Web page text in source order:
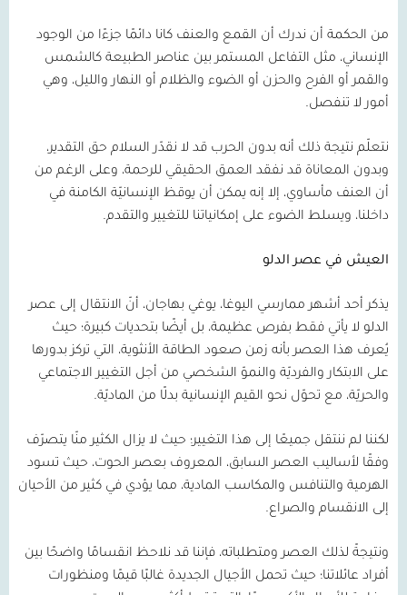
من الحكمة أن ندرك أن القمع والعنف كانا دائمًا جزءًا من الوجود
الإنساني، مثل التفاعل المستمر بين عناصر الطبيعة كالشمس
والقمر أو الفرح والحزن أو الضوء والظلام أو النهار والليل، وهي
أمور لا تنفصل.
نتعلّم نتيجة ذلك أنه بدون الحرب قد لا نقدّر السلام حق التقدير،
وبدون المعاناة قد نفقد العمق الحقيقي للرحمة، وعلى الرغم من
أن العنف مأساوي، إلا إنه يمكن أن يوقظ الإنسانيّة الكامنة في
داخلنا، ويسلط الضوء على إمكانياتنا للتغيير والتقدم.
العيش في عصر الدلو
يذكر أحد أشهر ممارسي اليوغا، يوغي بهاجان، أنّ الانتقال إلى عصر
الدلو لا يأتي فقط بفرص عظيمة، بل أيضًا بتحديات كبيرة؛ حيث
يُعرف هذا العصر بأنه زمن صعود الطاقة الأنثوية، التي تركز بدورها
على الابتكار والفرديّة والنموّ الشخصي من أجل التغيير الاجتماعي
والحريّة، مع تحوّل نحو القيم الإنسانية بدلًا من الماديّة.
لكننا لم ننتقل جميعًا إلى هذا التغيير؛ حيث لا يزال الكثير منّا يتصرّف
وفقًا لأساليب العصر السابق، المعروف بعصر الحوت، حيث تسود
الهرمية والتنافس والمكاسب المادية، مما يؤدي في كثير من الأحيان
إلى الانقسام والصراع.
ونتيجةً لذلك العصر ومتطلباته، فإننا قد نلاحظ انقسامًا واضحًا بين
أفراد عائلاتنا؛ حيث تحمل الأجيال الجديدة غالبًا قيمًا ومنظورات